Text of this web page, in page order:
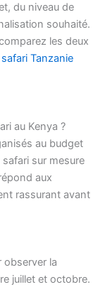
du niveau de
souhaité.
les deux
Tanzanie
au Kenya ?
au budget
sur mesure
aux
rassurant avant
observer la
juillet et octobre.